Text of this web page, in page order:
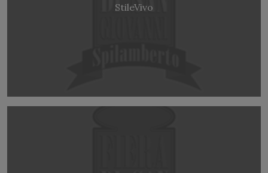
StileVivo